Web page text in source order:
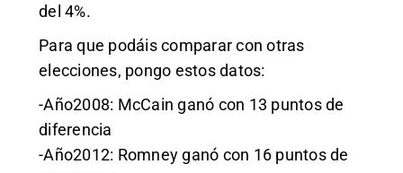
del 4%.
Para que podáis comparar con otras
elecciones, pongo estos datos:
-Año2008: McCain ganó con 13 puntos de
diferencia
-Año2012: Romney ganó con 16 puntos de